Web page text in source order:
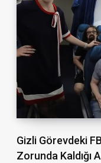
Gizli Görevdeki
Zorunda Kaldığı